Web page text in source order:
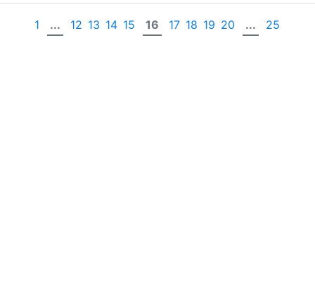
1 ... 12 13 14 15 16 17 18 19 20 ... 25